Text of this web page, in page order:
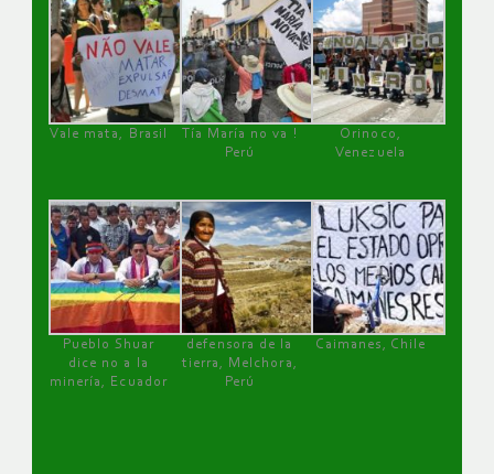
Vale mata, Brasil
Tía María no va !
Perú
Orinoco,
Venezuela
Pueblo Shuar
dice no a la
minería, Ecuador
defensora de la
tierra, Melchora,
Perú
Caimanes, Chile